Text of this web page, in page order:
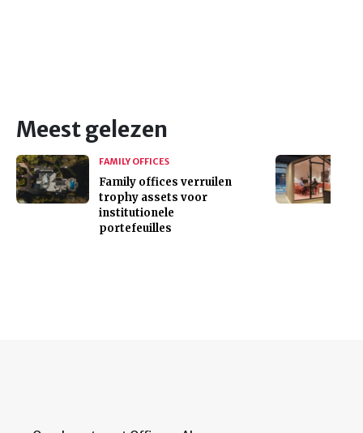
Meest gelezen
FAMILY OFFICES
Family offices verruilen
trophy assets voor
institutionele
portefeuilles